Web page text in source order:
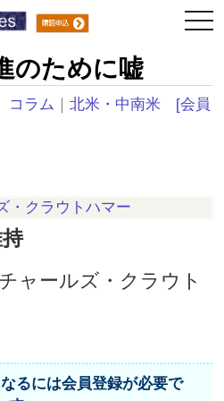
のために嘘
コラム ｜北米・中南米
[会員
ャールズ・クラウト
るには会員登録が必要で